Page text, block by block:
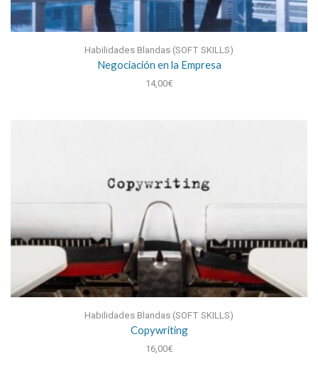
Habilidades Blandas (SOFT SKILLS)
Negociación en la Empresa
14,00€
Habilidades Blandas (SOFT SKILLS)
Copywriting
16,00€